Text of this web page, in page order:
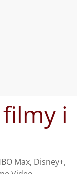
i
Max, Disney+,